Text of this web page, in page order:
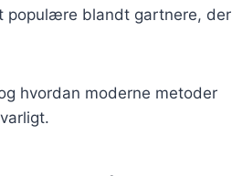
populære blandt gartnere, der
hvordan moderne metoder